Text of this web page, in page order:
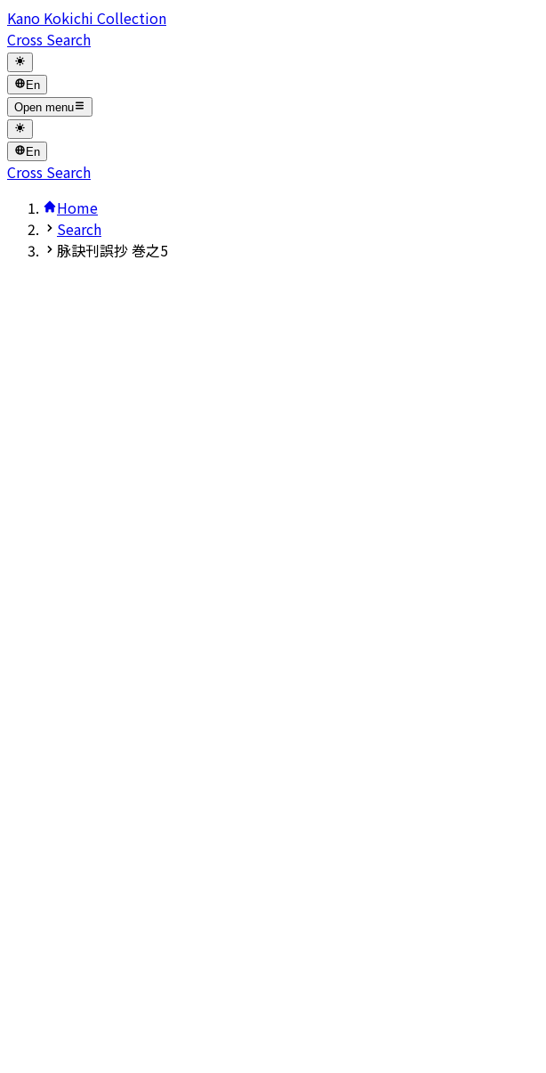
Kano Kokichi Collection
Cross Search
En
Open menu
En
Cross Search
Home
Search
脉訣刊誤抄 巻之5